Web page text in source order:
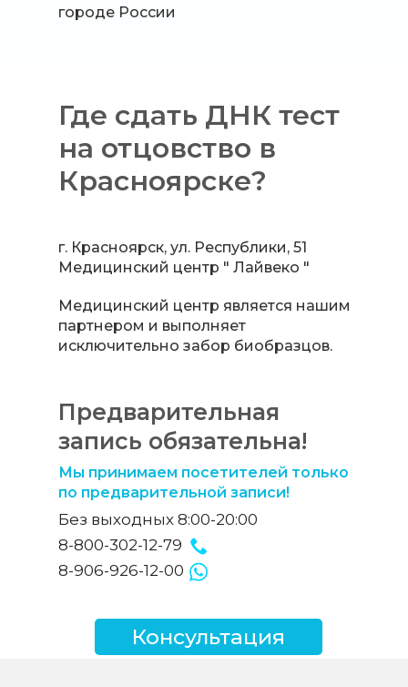
городе России
8-906-926-12-00
8-800-302-12-79
Без выходных 8:00-20:00
Консультация
Где сдать ДНК тест
на отцовство в
Красноярске?
Предварительная
запись обязательна!
Мы принимаем посетителей только
по предварительной записи!
г. Красноярск, ул. Республики, 51
Медицинский центр " Лайвеко "
Медицинский центр является нашим
партнером и выполняет
исключительно забор биобразцов.